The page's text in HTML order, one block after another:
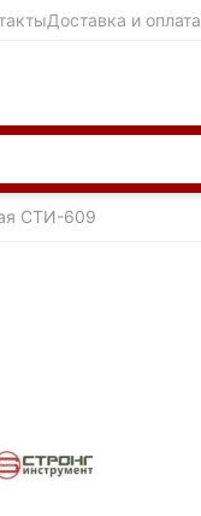
Доставка и оплата
СТИ-609